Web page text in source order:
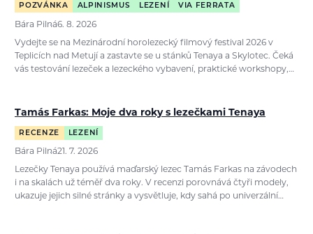
POZVÁNKA ALPINISMUS LEZENÍ VIA FERRATA
Bára Pilná6. 8. 2026
Vydejte se na Mezinárodní horolezecký filmový festival 2026 v
Teplicích nad Metují a zastavte se u stánků Tenaya a Skylotec. Čeká
vás testování lezeček a lezeckého vybavení, praktické workshopy,…
Tamás Farkas: Moje dva roky s lezečkami Tenaya
RECENZE LEZENÍ
Bára Pilná21. 7. 2026
Lezečky Tenaya používá maďarský lezec Tamás Farkas na závodech
i na skalách už téměř dva roky. V recenzi porovnává čtyři modely,
ukazuje jejich silné stránky a vysvětluje, kdy sahá po univerzální…